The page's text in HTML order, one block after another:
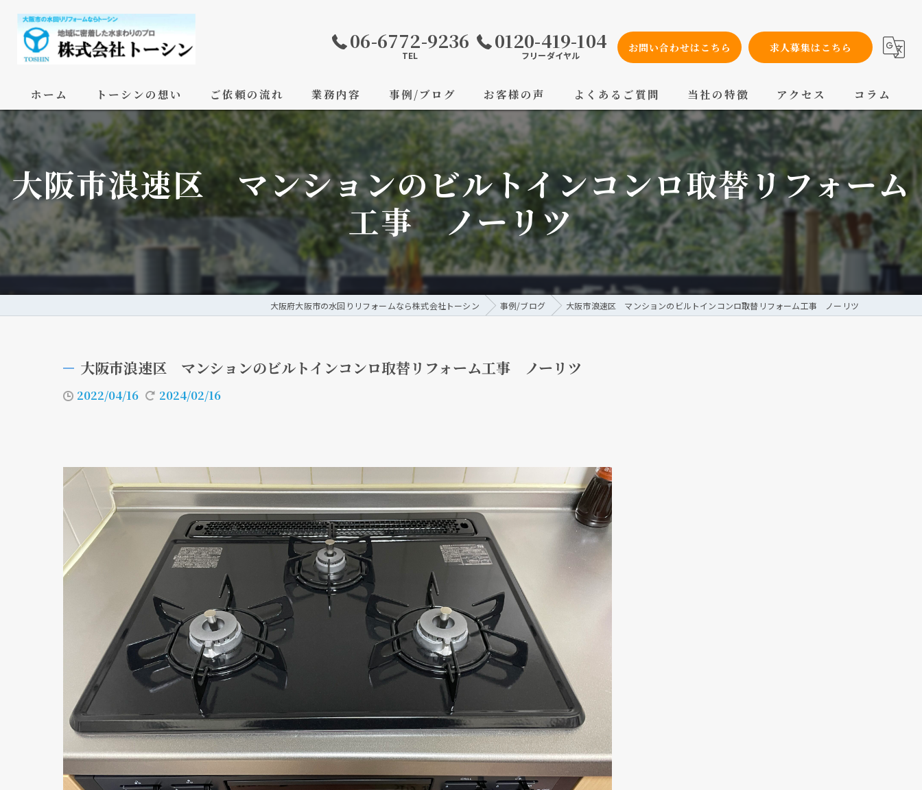
06-6772-9236
TEL
0120-419-104
フリーダイヤル
お問い合わせはこちら 求人募集はこちら
ホーム トーシンの想い ご依頼の流れ 業務内容 事例/ブログ お客様の声 よくあるご質問 当社の特徴
設備工事
内装工事
メンテナンス
配管工事
交換
アクセス コラム
大阪市浪速区 マンションのビルトインコンロ取替リフォーム
工事 ノーリツ
大阪府大阪市の水回りリフォームなら株式会社トーシン 事例/ブログ 大阪市浪速区 マンションのビルトインコンロ取替リフォーム工事 ノーリツ
大阪市浪速区 マンションのビルトインコンロ取替リフォーム工事 ノーリツ
2022/04/16 2024/02/16